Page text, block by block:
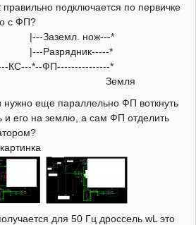
правильно подключается по первичке
с ФП?
нож---*
*
КС---*--ФП---------------*
нужно еще параллельно ФП воткнуть
и его на землю, а сам ФП отделить
для 50 Гц дроссель wL это